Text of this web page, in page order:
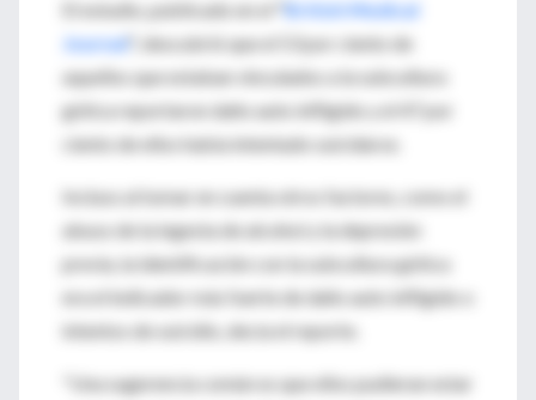
El estudio, publicado en el
British Medical
Journal
descubrió que el 53 por ciento de
aquellos que estaban vinculados a la subcultura
gótica reportaron daño auto infligido y el 47 por
ciento de ellos había intentado suicidarse.
Incluso al tomar en cuenta otros factores, como el
abuso de la ingesta de alcohol y la depresión
previa, la identificación con la subcultura gótica
era el indicador más fuerte de daño auto infligido o
intentos de suicidio, decía el reporte.
"Una sugerencia común es que ellos pudieran estar